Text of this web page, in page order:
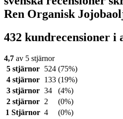
Ren Organisk
432 kundrecensioner i
4,7 av 5 stjärnor
5 stjärnor
524 (75%)
4 stjärnor
133 (19%)
3 stjärnor 34
(4%)
2 stjärnor
2
(0%)
1 Stjärnor 4 (0%)